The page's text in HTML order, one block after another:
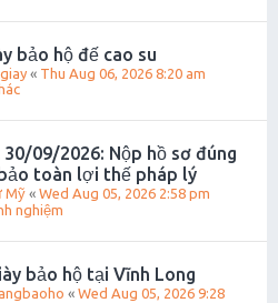
bảo hộ đế cao su
« Thu Aug 06, 2026 8:20 am
09/2026: Nộp hồ sơ đúng
toàn lợi thế pháp lý
Mỹ « Wed Aug 05, 2026 2:58 pm
nghiệm
bảo hộ tại Vĩnh Long
« Wed Aug 05, 2026 9:28